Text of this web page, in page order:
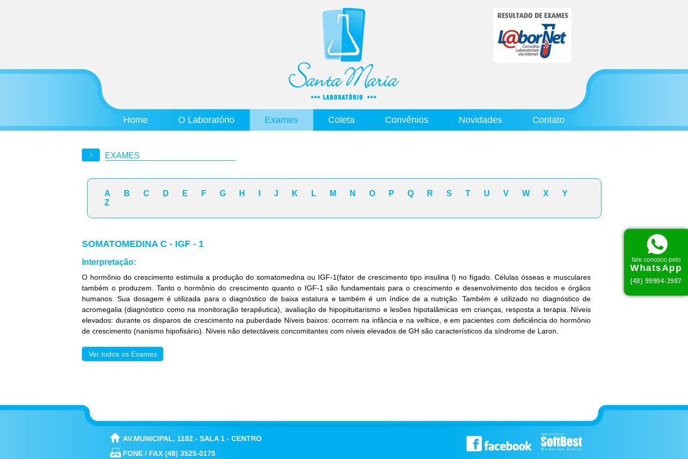
fale conosco pelo
WhatsApp
(48) 99904-3987
Home O Laboratório Exames Coleta Convênios Novidades Contato
EXAMES
A B C D E F G H J K L M N O P Q R S T U V W X
Y
Z
SOMATOMEDINA C - IGF - 1
Interpretação:
O hormônio do crescimento estimula a produção do somatomedina ou IGF-1(fator de crescimento tipo insulina I) no fígado. Células ósseas e musculares
também o produzem. Tanto o hormônio do crescimento quanto o IGF-1 são fundamentais para o crescimento e desenvolvimento dos tecidos e órgãos
humanos. Sua dosagem é utilizada para o diagnóstico de baixa estatura e também é um índice de a nutrição. Também é utilizado no diagnóstico de
acromegalia (diagnóstico como na monitoração terapêutica), avaliação de hipopituitarismo e lesões hipotalâmicas em crianças, resposta a terapia. Níveis
elevados: durante os disparos de crescimento na puberdade Níveis baixos: ocorrem na infância e na velhice, e em pacientes com deficiência do hormônio
de crescimento (nanismo hipofisário). Níveis não detectáveis concomitantes com níveis elevados de GH são característicos da síndrome de Laron.
Ver todos os Exames
AV.MUNICIPAL, 1182 - SALA 1 - CENTRO
FONE / FAX (48) 3525-0175